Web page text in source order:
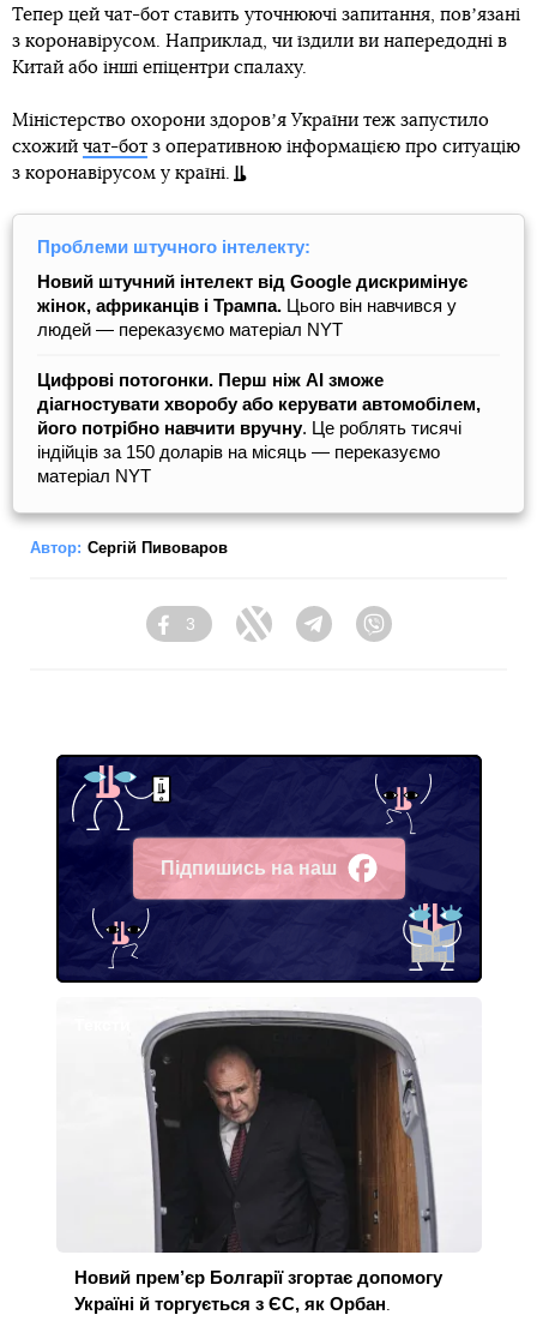
Тепер цей чат-бот ставить уточнюючі запитання, повʼязані
з коронавірусом. Наприклад, чи їздили ви напередодні в
Китай або інші епіцентри спалаху.
Міністерство охорони здоровʼя України теж запустило
схожий чат-бот з оперативною інформацією про ситуацію
з коронавірусом у країні.
Проблеми штучного інтелекту:
Новий штучний інтелект від Google дискримінує
жінок, африканців і Трампа. Цього він навчився у
людей — переказуємо матеріал NYT
Цифрові потогонки. Перш ніж AI зможе
діагностувати хворобу або керувати автомобілем,
його потрібно навчити вручну. Це роблять тисячі
індійців за 150 доларів на місяць — переказуємо
матеріал NYT
Автор: Сергій Пивоваров
Facebook
3
Twitter TelegramViber
Підпишись на наш
Facebook
Новий прем’єр Болгарії згортає допомогу
Україні й торгується з ЄС, як Орбан.